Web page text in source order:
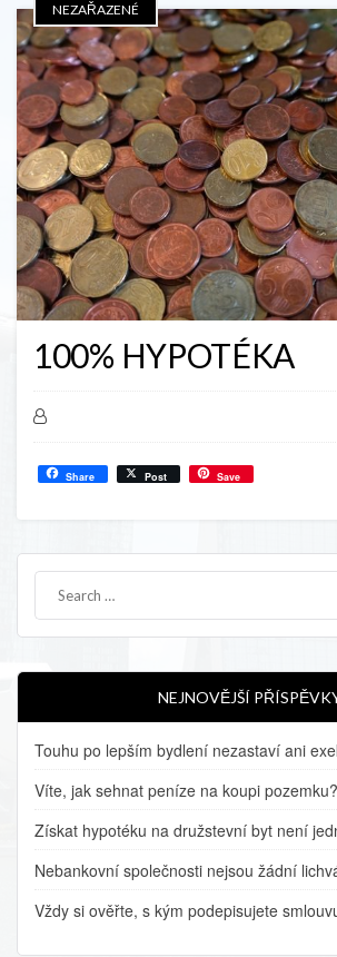
NEZAŘAZENÉ
100% HYPOTÉKA
Share Post Save
NEJNOVĚJŠÍ
Touhu po lepším bydlení nezastaví ani
Víte, jak sehnat peníze na koupi pozemku?
Získat hypotéku na družstevní byt není
Nebankovní společnosti nejsou žádní
Vždy si ověřte, s kým podepisujete